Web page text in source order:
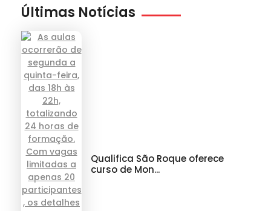
Últimas Notícias
Qualifica São Roque oferece
curso de Mon...